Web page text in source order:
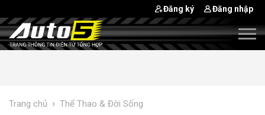
Đăng ký Đăng nhập
Trang chủ › Thể Thao & Đời Sống